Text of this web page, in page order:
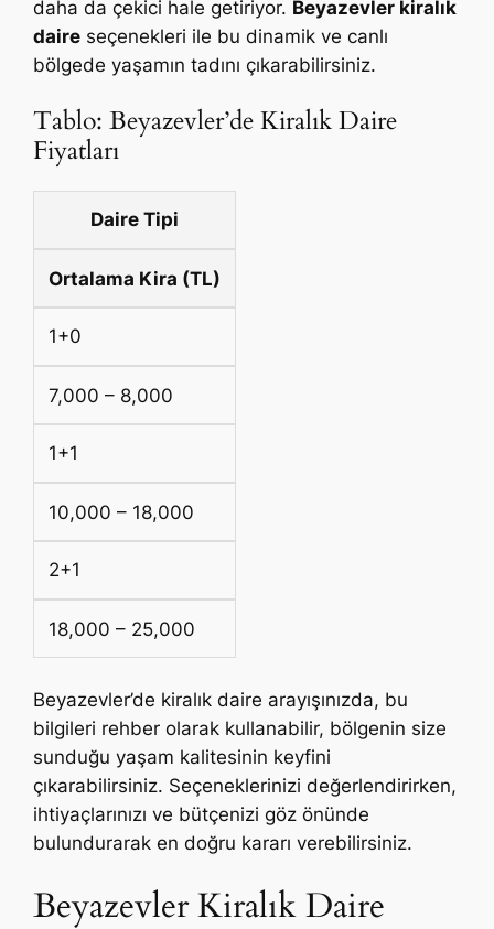
daha da çekici hale getiriyor. Beyazevler kiralık
daire seçenekleri ile bu dinamik ve canlı
bölgede yaşamın tadını çıkarabilirsiniz.
Tablo: Beyazevler’de Kiralık Daire
Fiyatları
Daire Tipi
Ortalama Kira (TL)
1+0
7,000 – 8,000
1+1
10,000 – 18,000
2+1
18,000 – 25,000
Beyazevler’de kiralık daire arayışınızda, bu
bilgileri rehber olarak kullanabilir, bölgenin size
sunduğu yaşam kalitesinin keyfini
çıkarabilirsiniz. Seçeneklerinizi değerlendirirken,
ihtiyaçlarınızı ve bütçenizi göz önünde
bulundurarak en doğru kararı verebilirsiniz.
Beyazevler Kiralık Daire